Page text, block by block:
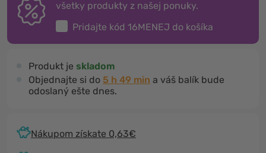
všetky produkty z našej ponuky.
Pridajte kód 16MENEJ do košíka
Produkt je skladom
Objednajte si do 5 h 49 min a váš balík bude
odoslaný ešte dnes.
Nákupom získate 0,63€